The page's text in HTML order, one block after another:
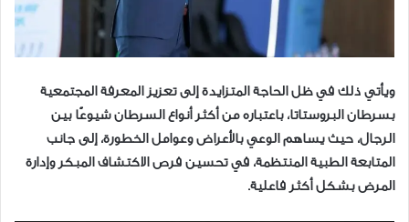
ويأتي ذلك في ظل الحاجة المتزايدة إلى تعزيز المعرفة المجتمعية
بسرطان البروستاتا، باعتباره من أكثر أنواع السرطان شيوعًا بين
الرجال، حيث يساهم الوعي بالأعراض وعوامل الخطورة، إلى جانب
المتابعة الطبية المنتظمة، في تحسين فرص الاكتشاف المبكر وإدارة
المرض بشكل أكثر فاعلية.